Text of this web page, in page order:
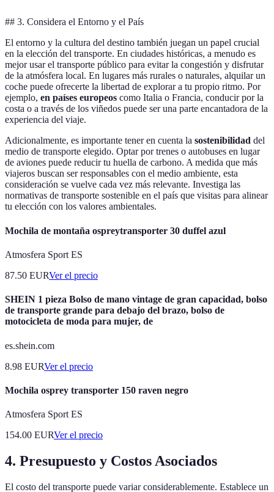
## 3. Considera el Entorno y el País
El entorno y la cultura del destino también juegan un papel crucial
en la elección del transporte. En ciudades históricas, a menudo es
mejor usar el transporte público para evitar la congestión y disfrutar
de la atmósfera local. En lugares más rurales o naturales, alquilar un
coche puede ofrecerte la libertad de explorar a tu propio ritmo. Por
ejemplo, en países europeos como Italia o Francia, conducir por la
costa o a través de los viñedos puede ser una parte encantadora de la
experiencia del viaje.
Adicionalmente, es importante tener en cuenta la sostenibilidad del
medio de transporte elegido. Optar por trenes o autobuses en lugar
de aviones puede reducir tu huella de carbono. A medida que más
viajeros buscan ser responsables con el medio ambiente, esta
consideración se vuelve cada vez más relevante. Investiga las
normativas de transporte sostenible en el país que visitas para alinear
tu elección con los valores ambientales.
Mochila de montaña ospreytransporter 30 duffel azul
Atmosfera Sport ES
87.50 EURVer el precio
SHEIN 1 pieza Bolso de mano vintage de gran capacidad, bolso
de transporte grande para debajo del brazo, bolso de
motocicleta de moda para mujer, de
es.shein.com
8.98 EURVer el precio
Mochila osprey transporter 150 raven negro
Atmosfera Sport ES
154.00 EURVer el precio
4. Presupuesto y Costos Asociados
El costo del transporte puede variar considerablemente. Establece un